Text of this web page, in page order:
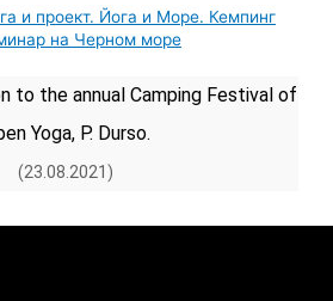
и проект. Йога и Море. Кемпинг
на Черном море
to the annual Camping Festival of
Yoga, P. Durso.
(23.08.2021)